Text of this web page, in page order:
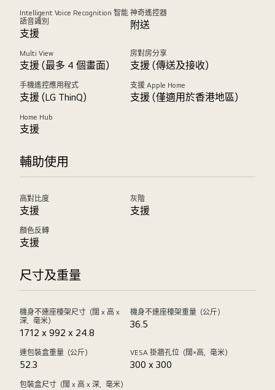
Intelligent Voice Recognition 智能
語音識別
支援
神奇遙控器
附送
Multi View
支援 (最多 4 個畫面)
房對房分享
支援 (傳送及接收)
手機遙控應用程式
支援 (LG ThinQ)
支援 Apple Home
支援 (僅適用於香港地區)
Home Hub
支援
輔助使用
高對比度
支援
灰階
支援
顏色反轉
支援
尺寸及重量
機身不連座檯架尺寸（闊 x 高 x
深，毫米）
1712 x 992 x 24.8
機身不連座檯架重量（公斤）
36.5
連包裝盒重量（公斤）
52.3
VESA 掛牆孔位（闊×高，毫米）
300 x 300
包裝盒尺寸（闊 x 高 x 深，毫米）